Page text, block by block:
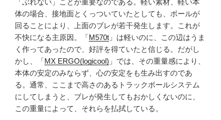
体の場合、接地面とくっついていたとしても、ボールが
回ることにより、上面のブレが若干発生します。これが
不快になる主原因。「M570t 」は軽いのに、この辺はうま
く作ってあったので、好評を得ていたと信じる。だがし
かし、「MX ERGO(logicool) 」では、その重量感により、
本体の安定のみならず、心の安定をも生み出すのであ
る。通常、ここまで高さのあるトラックボールシステム
にしてしまうと、ブレが発生してもおかしくないのに、
この重量によって、それらを払拭している。